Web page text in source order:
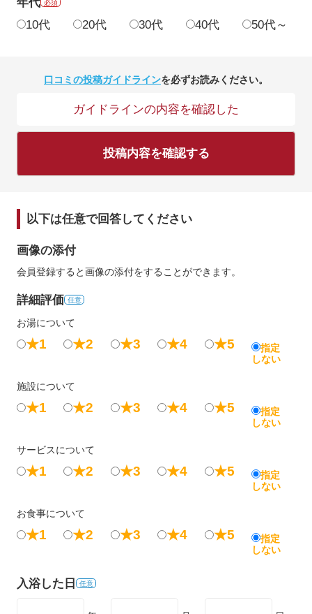
必須
10代 20代 30代 40代 50代～
口コミの投稿ガイドラインを必ずお読みください。
ガイドラインの内容を確認した
投稿内容を確認する
以下は任意で回答してください
画像の添付
会員登録すると画像の添付をすることができます。
詳細評価 任意
お湯について
★1 ★2 ★3 ★4 ★5
指定
しない
施設について
★1 ★2 ★3 ★4 ★5
指定
しない
サービスについて
★1 ★2 ★3 ★4 ★5
指定
しない
お食事について
★1 ★2 ★3 ★4 ★5
指定
しない
入浴した日 任意